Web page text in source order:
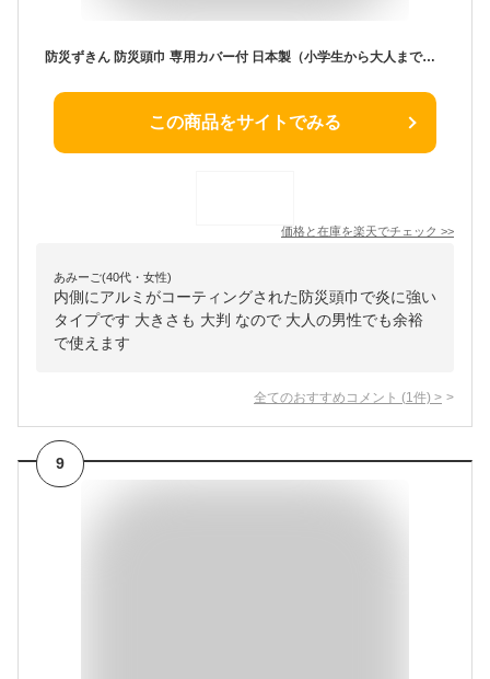
防災ずきん 防災頭巾 専用カバー付 日本製（小学生から大人まで）デニム柄 Lサイズ 防災クッション（約30×46cm） 防災クッション 小学生 大人 防災グッズ
この商品をサイトでみる
価格と在庫を楽天でチェック >>
あみーご(40代・女性)
内側にアルミがコーティングされた防災頭巾で炎に強い
タイプです 大きさも 大判 なので 大人の男性でも余裕
で使えます
全てのおすすめコメント (1 件) >
9